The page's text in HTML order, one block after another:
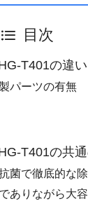
目次
T401の違い
パーツの有無
T401の共
菌で徹底的な
ありながら大